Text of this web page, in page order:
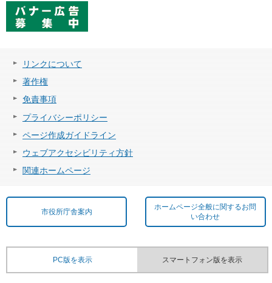
リンクについて
著作権
免責事項
プライバシーポリシー
ページ作成ガイドライン
ウェブアクセシビリティ方針
関連ホームページ
市役所庁舎案内
ホームページ全般に関するお問
い合わせ
PC版を表示 スマートフォン版を表示